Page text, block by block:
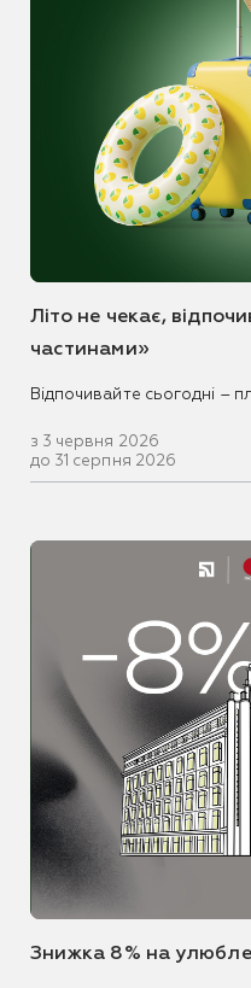
Літо не чекає,
частинами»
Відпочивайте сьогодні –
з 3 червня 2026
до 31 серпня 2026
Знижка 8% на